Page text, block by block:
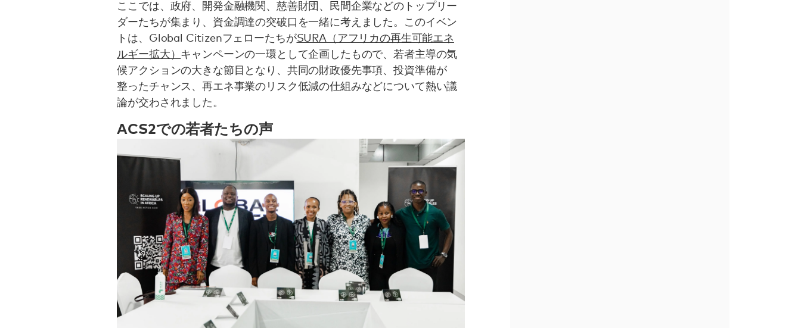
ここでは、政府、開発金融機関、慈善財団、民間企業などのトップリー
ダーたちが集まり、資金調達の突破口を一緒に考えました。このイベン
トは、Global CitizenフェローたちがSURA（アフリカの再生可能エネ
ルギー拡大） キャンペーンの一環として企画したもので、若者主導の気
候アクションの大きな節目となり、共同の財政優先事項、投資準備が
整ったチャンス、再エネ事業のリスク低減の仕組みなどについて熱い議
論が交わされました。
ACS2での若者たちの声